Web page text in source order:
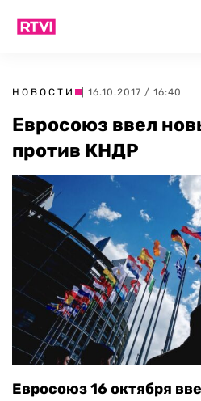
НОВОСТИ | 16.10.2017 / 16:40
Евросоюз ввел
против КНДР
Евросоюз 16 октября